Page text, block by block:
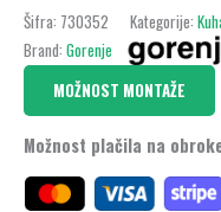
Šifra: 730352 Kategorije:
Brand: Gorenje
MOŽNOST MONTAŽE
Možnost plačila na